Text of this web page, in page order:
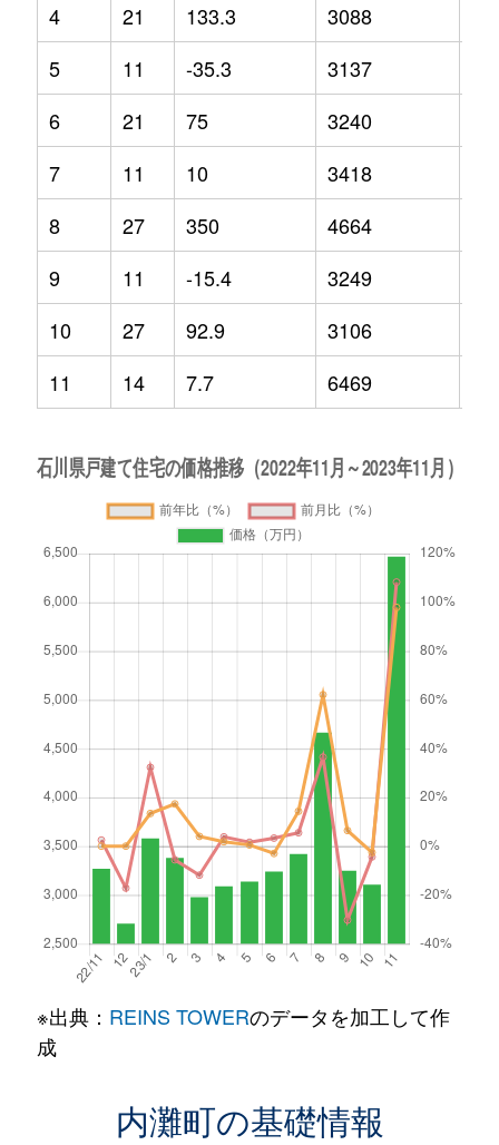
4
21 133.3 3088
5
11 -35.3 3137
6
21 75 3240
7
11 10 3418
8
27 350 4664
9
11 -15.4 3249
10
27 92.9 3106
11
14 7.7 6469
※出典： REINS TOWERのデータを加工して作
成
内灘町の基礎情報